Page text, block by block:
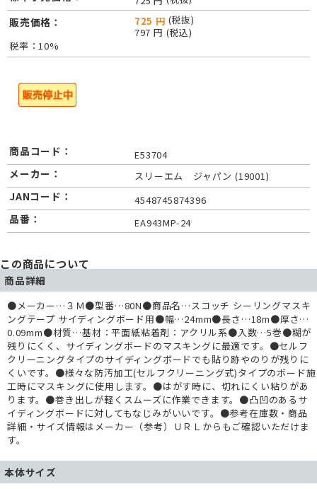
販売価格： 725 円 (税抜)
797 円 (税込)
税率：10%
商品コード： E53704
メーカー： スリーエム ジャパン (19001)
JANコード： 4548745874396
品番： EA943MP-24
この商品について
商品詳細
●メーカー…３Ｍ●型番…80N●商品名…スコッチ シーリングマスキ
ングテープ サイディングボード用●幅…24mm●長さ…18m●厚さ…
0.09mm●材質…基材：平面紙粘着剤：アクリル系●入数…5巻●糊が
残りにくく、サイディングボードのマスキングに最適です。●セルフ
クリーニングタイプのサイディングボードでも貼り跡やのりが残りに
くいです。●様々な防汚加工(セルフクリーニング式)タイプのボード施
工時にマスキングに使用します。●はがす時に、切れにくい粘りがあ
ります。●巻き出しが軽くスムーズに作業できます。●凸凹のあるサ
イディングボードに対してもなじみがいいです。●参考在庫数・商品
詳細・サイズ情報はメーカー（参考）ＵＲＬからもご確認いただけま
す。
本体サイズ